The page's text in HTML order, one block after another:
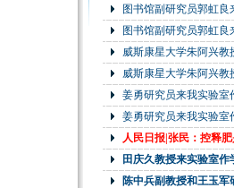
图书馆副研究员郭虹
图书馆副研究员郭虹
威斯康星大学朱阿兴
威斯康星大学朱阿兴
姜勇研究员来我实验室
姜勇研究员来我实验室
人民日报|张民：控释
田庆久教授来实验室作
陈中兵副教授和王玉